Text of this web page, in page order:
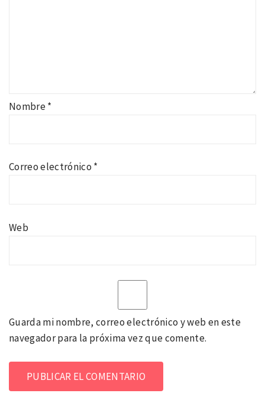
Nombre*
Correo electrónico *
Web
Guarda mi nombre, correo electrónico y web en este
navegador para la próxima vez que comente.